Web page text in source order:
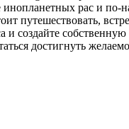
инопланетных рас и
путешествовать,
создайте
достигнуть